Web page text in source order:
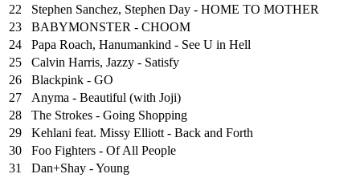
22
Stephen Sanchez, Stephen Day - HOME TO MOTHER
23
BABYMONSTER - CHOOM
24
Papa Roach, Hanumankind - See U in Hell
25
⁠Calvin Harris, Jazzy - Satisfy
26
Blackpink - GO
27
Anyma - Beautiful (with Joji)
28
The Strokes - Going Shopping
29
Kehlani feat. Missy Elliott - Back and Forth
30
Foo Fighters - Of All People
31
Dan+Shay - Young